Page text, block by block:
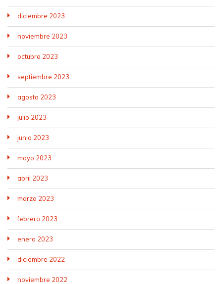
diciembre 2023
noviembre 2023
octubre 2023
septiembre 2023
agosto 2023
julio 2023
junio 2023
mayo 2023
abril 2023
marzo 2023
febrero 2023
enero 2023
diciembre 2022
noviembre 2022